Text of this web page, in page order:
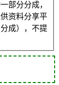
部分分成，
资料分享平
成），不提